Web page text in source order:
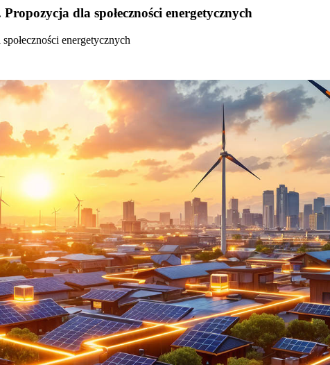
dla społeczności energetycznych
energetycznych